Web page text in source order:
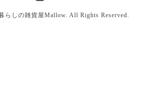
らしの雑貨屋Mallow. All Rights Reserved.